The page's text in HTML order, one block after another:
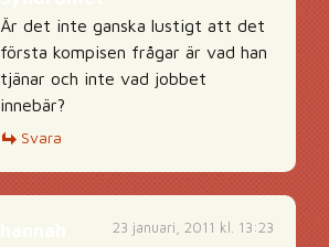
Är det inte ganska lustigt att det
första kompisen frågar är vad han
tjänar och inte vad jobbet
innebär?
Svara
23 januari, 2011 kl. 13:23